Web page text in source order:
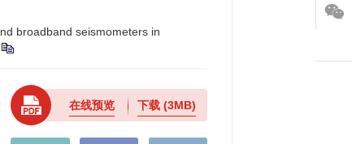
broadband seismometers in
在线预览 下载(3MB)